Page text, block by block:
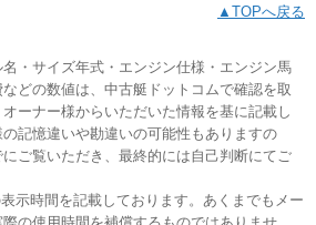
▲TOPへ戻る
・サイズ年式・エンジン仕様・エンジン馬
どの数値は、中古艇ドットコムで確認を取
ーナー様からいただいた情報を基に記載し
記憶違いや勘違いの可能性もありますの
ご覧いただき、最終的には自己判断にてご
示時間を記載しております。あくまでもメー